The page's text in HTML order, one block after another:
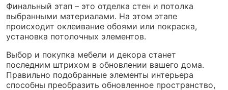
Финальный этап – это отделка стен и потолка
выбранными материалами. На этом этапе
происходит оклеивание обоями или покраска,
установка потолочных элементов.
Выбор и покупка мебели и декора станет
последним штрихом в обновлении вашего дома.
Правильно подобранные элементы интерьера
способны преобразить обновленное пространство,